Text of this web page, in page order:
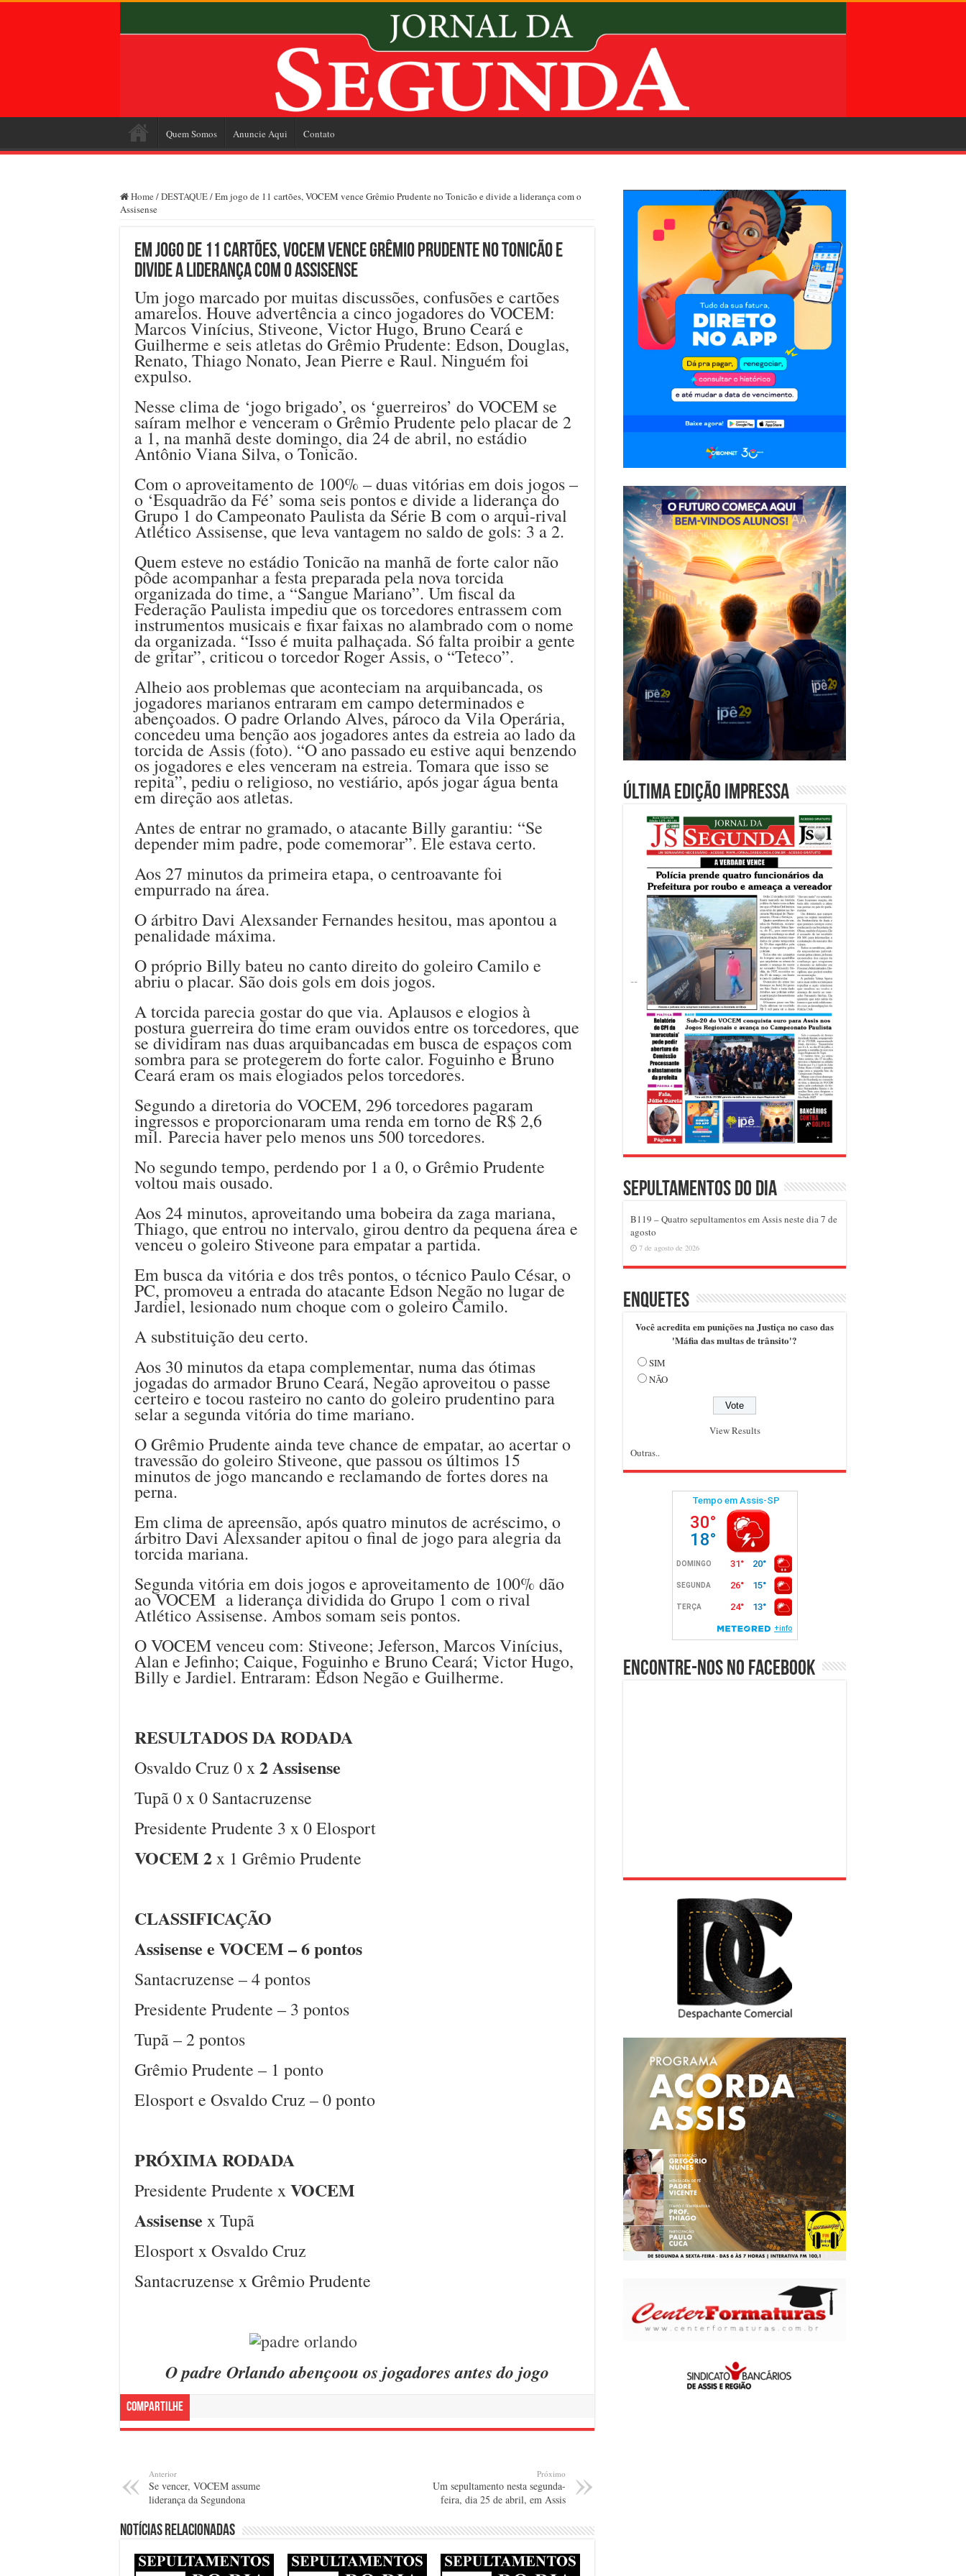
Quem Somos Anuncie Aqui Contato
Home /DESTAQUE/Em jogo de 11 cartões, VOCEM vence Grêmio Prudente no Tonicão e divide a liderança com o
Assisense
Em jogo de 11 cartões, VOCEM vence Grêmio Prudente no Tonicão e
divide a liderança com o Assisense
Um jogo marcado por muitas discussões, confusões e cartões
amarelos. Houve advertência a cinco jogadores do VOCEM:
Marcos Vinícius, Stiveone, Victor Hugo, Bruno Ceará e
Guilherme e seis atletas do Grêmio Prudente: Edson, Douglas,
Renato, Thiago Nonato, Jean Pierre e Raul. Ninguém foi
expulso.
Nesse clima de ‘jogo brigado’, os ‘guerreiros’ do VOCEM se
saíram melhor e venceram o Grêmio Prudente pelo placar de 2
a 1, na manhã deste domingo, dia 24 de abril, no estádio
Antônio Viana Silva, o Tonicão.
Com o aproveitamento de 100% – duas vitórias em dois jogos –
o ‘Esquadrão da Fé’ soma seis pontos e divide a liderança do
Grupo 1 do Campeonato Paulista da Série B com o arqui-rival
Atlético Assisense, que leva vantagem no saldo de gols: 3 a 2.
Quem esteve no estádio Tonicão na manhã de forte calor não
pôde acompanhar a festa preparada pela nova torcida
organizada do time, a “Sangue Mariano”. Um fiscal da
Federação Paulista impediu que os torcedores entrassem com
instrumentos musicais e fixar faixas no alambrado com o nome
da organizada. “Isso é muita palhaçada. Só falta proibir a gente
de gritar”, criticou o torcedor Roger Assis, o “Teteco”.
Alheio aos problemas que aconteciam na arquibancada, os
jogadores marianos entraram em campo determinados e
abençoados. O padre Orlando Alves, pároco da Vila Operária,
concedeu uma benção aos jogadores antes da estreia ao lado da
torcida de Assis (foto). “O ano passado eu estive aqui benzendo
os jogadores e eles venceram na estreia. Tomara que isso se
repita”, pediu o religioso, no vestiário, após jogar água benta
em direção aos atletas.
Antes de entrar no gramado, o atacante Billy garantiu: “Se
depender mim padre, pode comemorar”. Ele estava certo.
Aos 27 minutos da primeira etapa, o centroavante foi
empurrado na área.
O árbitro Davi Alexsander Fernandes hesitou, mas apontou a
penalidade máxima.
O próprio Billy bateu no canto direito do goleiro Camilo e
abriu o placar. São dois gols em dois jogos.
A torcida parecia gostar do que via. Aplausos e elogios à
postura guerreira do time eram ouvidos entre os torcedores, que
se dividiram nas duas arquibancadas em busca de espaços com
sombra para se protegerem do forte calor. Foguinho e Bruno
Ceará eram os mais elogiados pelos torcedores.
Segundo a diretoria do VOCEM, 296 torcedores pagaram
ingressos e proporcionaram uma renda em torno de R$ 2,6
mil. Parecia haver pelo menos uns 500 torcedores.
No segundo tempo, perdendo por 1 a 0, o Grêmio Prudente
voltou mais ousado.
Aos 24 minutos, aproveitando uma bobeira da zaga mariana,
Thiago, que entrou no intervalo, girou dentro da pequena área e
venceu o goleiro Stiveone para empatar a partida.
Em busca da vitória e dos três pontos, o técnico Paulo César, o
PC, promoveu a entrada do atacante Edson Negão no lugar de
Jardiel, lesionado num choque com o goleiro Camilo.
A substituição deu certo.
Aos 30 minutos da etapa complementar, numa das ótimas
jogadas do armador Bruno Ceará, Negão aproveitou o passe
certeiro e tocou rasteiro no canto do goleiro prudentino para
selar a segunda vitória do time mariano.
O Grêmio Prudente ainda teve chance de empatar, ao acertar o
travessão do goleiro Stiveone, que passou os últimos 15
minutos de jogo mancando e reclamando de fortes dores na
perna.
Em clima de apreensão, após quatro minutos de acréscimo, o
árbitro Davi Alexsander apitou o final de jogo para alegria da
torcida mariana.
Segunda vitória em dois jogos e aproveitamento de 100% dão
ao VOCEM a liderança dividida do Grupo 1 com o rival
Atlético Assisense. Ambos somam seis pontos.
O VOCEM venceu com: Stiveone; Jeferson, Marcos Vinícius,
Alan e Jefinho; Caique, Foguinho e Bruno Ceará; Victor Hugo,
Billy e Jardiel. Entraram: Edson Negão e Guilherme.
RESULTADOS DA RODADA
Osvaldo Cruz 0 x2 Assisense
Tupã 0 x 0 Santacruzense
Presidente Prudente 3 x 0 Elosport
VOCEM 2x 1 Grêmio Prudente
CLASSIFICAÇÃO
Assisense e VOCEM – 6 pontos
Santacruzense – 4 pontos
Presidente Prudente – 3 pontos
Tupã – 2 pontos
Grêmio Prudente – 1 ponto
Elosport e Osvaldo Cruz – 0 ponto
PRÓXIMA RODADA
Presidente Prudente xVOCEM
Assisense x Tupã
Elosport x Osvaldo Cruz
Santacruzense x Grêmio Prudente
O padre Orlando abençoou os jogadores antes do jogo
Compartilhe
Anterior
Se vencer, VOCEM assume
liderança da Segundona
Próximo
Um sepultamento nesta segunda-
feira, dia 25 de abril, em Assis
Notícias relacionadas
Última edição impressa
Sepultamentos do dia
B119 – Quatro sepultamentos em Assis neste dia 7 de
agosto
7 de agosto de 2026
Enquetes
Você acredita em punições na Justiça no caso das
'Máfia das multas de trânsito'?
SIM
NÃO
View Results
Outras..
Encontre-nos no Facebook